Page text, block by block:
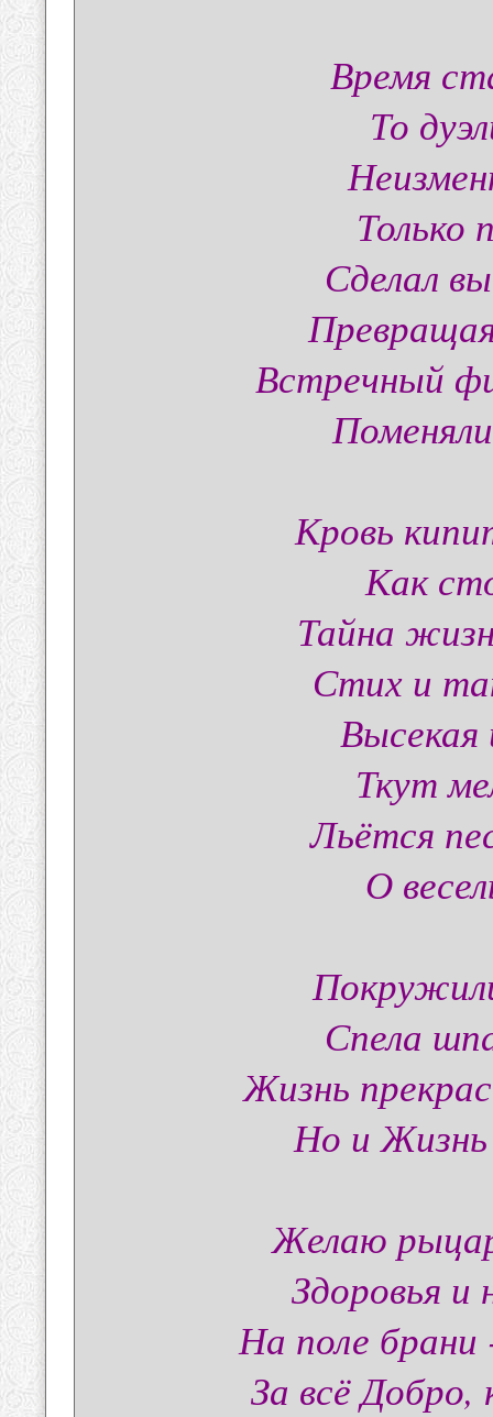
Время
То
Только
Сделал
Встречный
Кровь
Как
Тайна
Стих и
Высекая
Ткут
Льётся
О
Спела
Жизнь
Но и
Желаю
Здоровья и
На поле
За всё Добро,